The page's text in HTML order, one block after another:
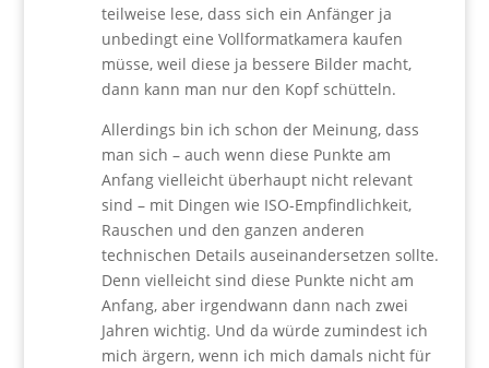
teilweise lese, dass sich ein Anfänger ja
unbedingt eine Vollformatkamera kaufen
müsse, weil diese ja bessere Bilder macht,
dann kann man nur den Kopf schütteln.
Allerdings bin ich schon der Meinung, dass
man sich – auch wenn diese Punkte am
Anfang vielleicht überhaupt nicht relevant
sind – mit Dingen wie ISO-Empfindlichkeit,
Rauschen und den ganzen anderen
technischen Details auseinandersetzen sollte.
Denn vielleicht sind diese Punkte nicht am
Anfang, aber irgendwann dann nach zwei
Jahren wichtig. Und da würde zumindest ich
mich ärgern, wenn ich mich damals nicht für